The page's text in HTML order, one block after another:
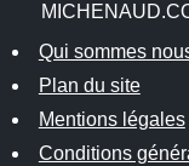
Qui sommes
Plan du site
Mentions légales
Conditions